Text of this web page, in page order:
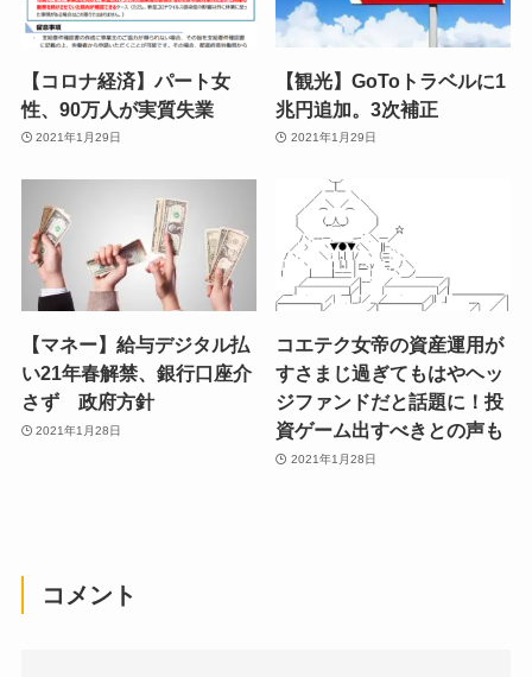
【コロナ経済】パート女
性、90万人が実質失業
2021年1月29日
【観光】GoToトラベルに1
兆円追加。3次補正
2021年1月29日
【マネー】給与デジタル払
い21年春解禁、銀行口座介
さず 政府方針
2021年1月28日
コエテク女帝の資産運用が
すさまじ過ぎてもはやヘッ
ジファンドだと話題に！投
資ゲーム出すべきとの声も
2021年1月28日
コメント